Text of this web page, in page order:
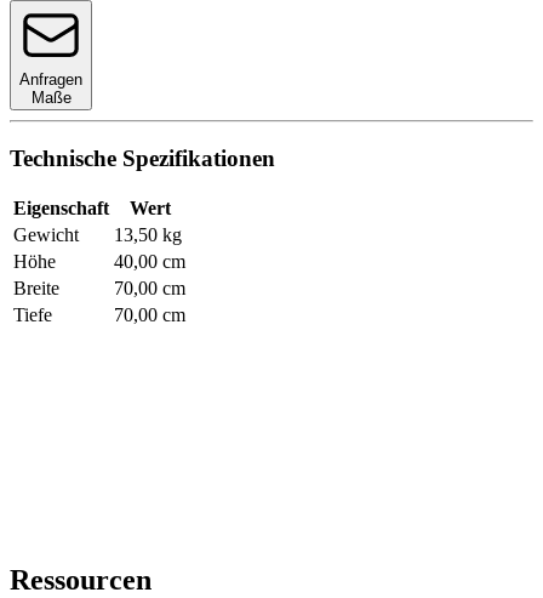
Anfragen
Maße
Technische Spezifikationen
Eigenschaft
Wert
Gewicht
13,50 kg
Höhe
40,00 cm
Breite
70,00 cm
Tiefe
70,00 cm
Ressourcen